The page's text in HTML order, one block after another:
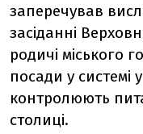
заперечував
засіданні
родичі міського
посади у системі
контролюють
столиці.